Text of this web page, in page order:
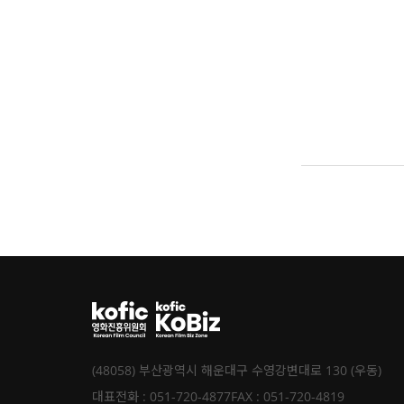
(48058) 부산광역시 해운대구 수영강변대로 130 (우동)
대표전화 : 051-720-4877FAX : 051-720-4819